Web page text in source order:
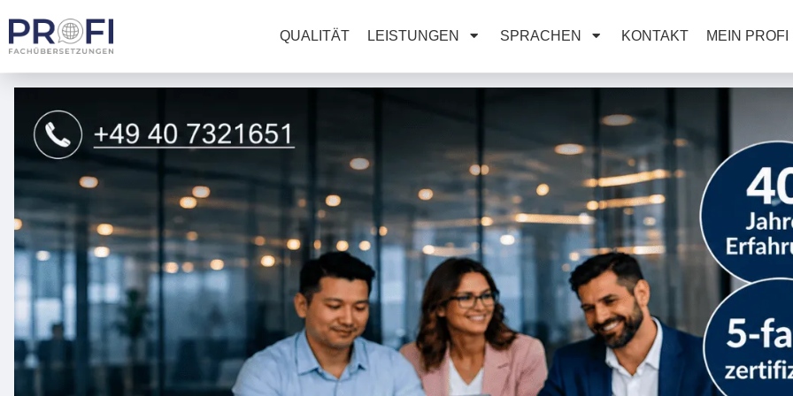
QUALITÄT LEISTUNGEN SPRACHEN KONTAKT MEIN PROFI